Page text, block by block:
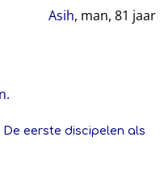
Asih, man, 81 jaar
De eerste discipelen als